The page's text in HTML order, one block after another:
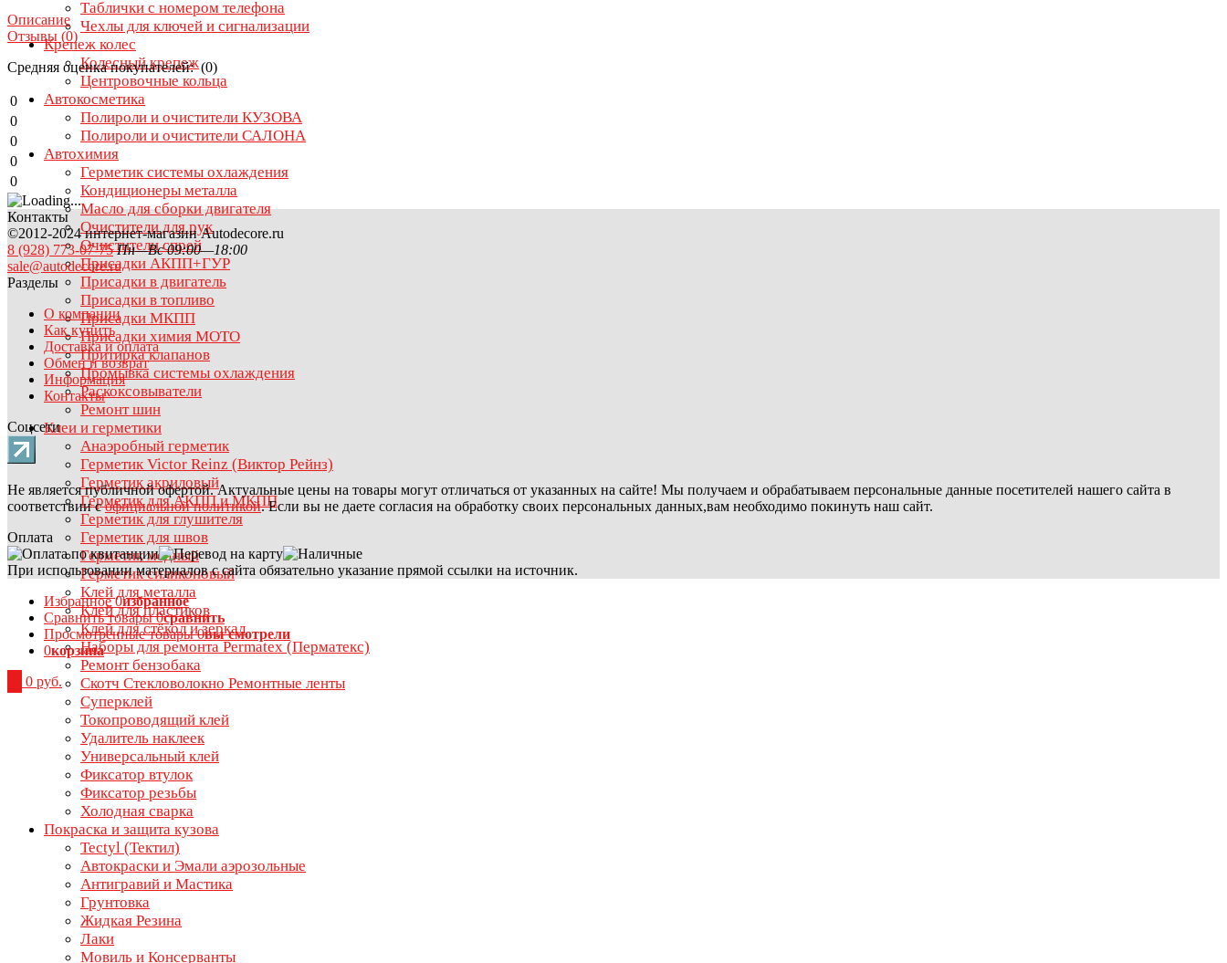
Таблички с номером телефона
Чехлы для ключей и сигнализации
Крепеж колес
Колесный крепеж
Центровочные кольца
Автокосметика
Полироли и очистители КУЗОВА
Полироли и очистители САЛОНА
Автохимия
Герметик системы охлаждения
Кондиционеры металла
Масло для сборки двигателя
Очистители для рук
Очистители спрей
Присадки АКПП+ГУР
Присадки в двигатель
Присадки в топливо
Присадки МКПП
Присадки химия МОТО
Притирка клапанов
Промывка системы охлаждения
Раскоксовыватели
Ремонт шин
Клеи и герметики
Анаэробный герметик
Герметик Victor Reinz (Виктор Рейнз)
Герметик акриловый
Герметик для АКПП и МКПП
Герметик для глушителя
Герметик для швов
Герметик медный
Герметик силиконовый
Клей для металла
Клей для пластиков
Клей для стёкол и зеркал
Наборы для ремонта Permatex (Перматекс)
Ремонт бензобака
Скотч Стекловолокно Ремонтные ленты
Суперклей
Токопроводящий клей
Удалитель наклеек
Универсальный клей
Фиксатор втулок
Фиксатор резьбы
Холодная сварка
Покраска и защита кузова
Tectyl (Тектил)
Автокраски и Эмали аэрозольные
Антигравий и Мастика
Грунтовка
Жидкая Резина
Лаки
Мовиль и Консерванты
Описание
Отзывы (0)
Средняя оценка покупателей: (0)
0
0
0
0
0
Контакты
©2012-2024 интернет-магазин Autodecore.ru
8 (928) 773-07-75 Пн—Вс 09:00—18:00
sale@autodecore.ru
Разделы
О компании
Как купить
Доставка и оплата
Обмен и возврат
Информация
Контакты
Соцсети
Не является публичной офертой. Актуальные цены на товары могут отличаться от указанных на сайте! Мы получаем и обрабатываем персональные данные посетителей нашего сайта в
соответствии софициальной политикой. Если вы не даете согласия на обработку своих персональных данных,вам необходимо покинуть наш сайт.
Оплата
При использовании материалов с сайта обязательно указание прямой ссылки на источник.
Избранное 0избранное
Сравнить товары 0сравнить
Просмотренные товары 0вы смотрели
0корзина
0 руб.